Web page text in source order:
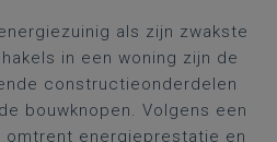
als zijn zwakste
in een woning zijn de
constructieonderdelen
bouwknopen. Volgens een
energieprestatie en